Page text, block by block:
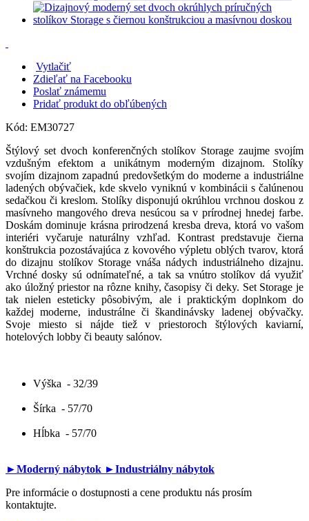
Vytlačiť
Zdieľať na Facebooku
Poslať známemu
Pridať produkt do obľúbených
Kód: EM30727
Štýlový set dvoch konferenčných stolíkov Storage zaujme svojím
vzdušným efektom a unikátnym moderným dizajnom. Stolíky
svojím dizajnom zapadnú predovšetkým do moderne a industriálne
ladených obývačiek, kde skvelo vyniknú v kombinácii s čalúnenou
sedačkou či kreslom. Stolíky disponujú okrúhlou vrchnou doskou z
masívneho mangového dreva nesúcou sa v prírodnej hnedej farbe.
Doskám dominuje krásna prirodzená kresba dreva, ktorá vo vašom
interiéri vyčaruje naturálny vzhľad. Kontrast predstavuje čierna
konštrukcia pozostávajúca z kovového výpletu oblých tvarov, ktorá
do dizajnu stolíkov Storage vnáša nádych industriálneho dizajnu.
Vrchné dosky sú odnímateľné, a tak sa vnútro stolíkov dá využiť
ako úložný priestor na rôzne knihy, časopisy či deky. Set Storage je
tak nielen esteticky pôsobivým, ale i praktickým doplnkom do
každej moderne, industrálne či škandinávsky ladenej obývačky.
Svoje miesto si nájde tiež v priestoroch štýlových kaviarní,
hotelových lobby či beauty salónov.
Výška - 32/39
Šírka - 57/70
Hĺbka - 57/70
►Moderný nábytok ►Industriálny nábytok
Pre informácie o dostupnosti a cene produktu nás prosím
kontaktujte.